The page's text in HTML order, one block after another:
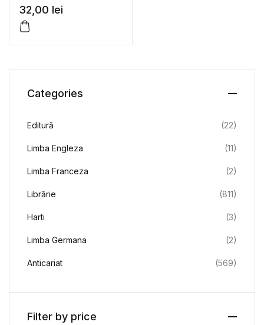
John C. Maxwell
32,00 lei
Categories
Editură (22)
Limba Engleza (11)
Limba Franceza (2)
Librărie (811)
Harti (3)
Limba Germana (2)
Anticariat (569)
Filter by price